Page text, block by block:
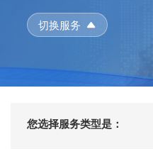
切换服务
您选择服务类型是：